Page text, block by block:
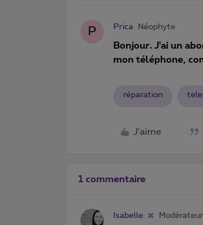
P Prica Néophyte
Bonjour. J'ai un
mon téléphone,
réparation
J'aime
1 commentaire
Isabelle. Modérateur